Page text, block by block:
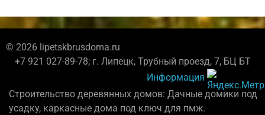
© 2026 lipetskbrusdoma.ru
+7 921 027-89-78; г. Липецк, Трубный проезд, 7, БЦ БТ
Информация
Строительство деревянных домов: Дачные домики под
усадку, каркасные дома под ключ для пмж.